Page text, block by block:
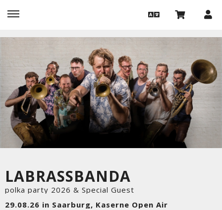
LABRASSBANDA
polka party 2026 & Special Guest
29.08.26 in Saarburg, Kaserne Open Air